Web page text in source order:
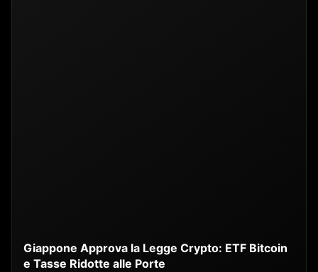
Giappone Approva la Legge Crypto: ETF Bitcoin
e Tasse Ridotte alle Porte